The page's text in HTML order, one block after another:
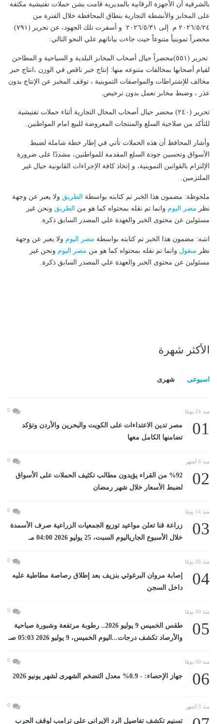
بالشرقية أن الأجهزة الرقابية بالمديرية قامت بشن حملات تفتيشية مكثفة
على المخابز والأنشطة التجارية بنطاق المحافظة خلال الفترة من
٢٠٢٦/٥/٢٤ م إلى ٢٠٢٦/٥/٣١ و أسفرت تلك الجهود، عن تحرير (٧٩١)
محضراً تموينياً متنوعاً حيث جاءت بياناتهم علي النحو التالي:
تحرير (٥٥١)محضراً حيال أصحاب المخابز البلدية و السياحية و المطاحن
لقيام أصحابها بمخالفات متنوعه منها: إنتاج خبر ناقص في الوزن ،انتاج خبز
مخالف للإشتراطات والمواصفات التموينية ، توقف المخبز عن الإنتاج بدون
عذر ، وضبط مخابز تعمل بدون ترخيص.
تحرير (٢٤٠) محضر حيال أصحاب المحال التجارية أثناء حملات تفتيشية
للتأكد من صلاحية السلع والمنتجات المعروضة للبيع امام المواطنين.
وأشار المحافظ أن هذه الحملات تأتي في إطار خطة شاملة لضبط
الأسواق وتحسين جودة السلع المقدمة للمواطنين، مشددًا على ضرورة
الإلتزام بالقوانين التموينية، و إتخاذ كافة الإجراءات القانونية حيال غير
الملتزمين.
ملحوظة: مضمون هذا الخبر تم كتابته بواسطة الطريق ولا يعبر عن وجهة
نظر مصر اليوم وانما تم نقله بمحتواه كما هو من الطريق ونحن غير
مسئولين عن محتوى الخبر والعهدة علي المصدر السابق ذكرة.
انتبه: مضمون هذا الخبر تم كتابته بواسطة مصر اليوم ولا يعبر عن وجهة
نظر منقول وانما تم نقله بمحتواه كما هو من مصر اليوم ونحن غير
مسئولين عن محتوى الخبر والعهدة علي المصدر السابق ذكرة.
الأكثر شهرة
اسبوعى شهرى
منذ 24 يومًا 0
01
مصر تدين الاعتداءات على الكويت والبحرين والأردن وتؤكد
تضامنها الكامل معها
منذ 6 أشهر 0
02
%92 من القراء يؤيدون مطالب تكثيف الحملات على الأسواق
لضبط الأسعار خلال شهر رمضان
منذ 14 يومًا 0
03
زراعة قنا تعلن مواعيد توزيع الجمعيات الزراعية صرف الأسمدة
خلال الأسبوع الجارياليوم السبت، 25 يوليو 2026 04:00 مـ
منذ 26 يومًا 0
04
إصابة مروان البرغوثي بنزيف بعد إطلاق رصاصة مطاطية عليه
داخل السجن
منذ 30 يومًا 0
05
طقس الخميس 9 يوليو 2026.. رطوبة مرتفعة وشبورة صباحية
والأرصاد تكشف درجات...اليوم الخميس، 9 يوليو 2026 05:03 صـ
منذ 30 يومًا 0
06 جهاز الإحصاء: - 0.9% معدل التضخم الشهرى لشهر يونيو 2026
منذ 3 أشهر 0
تسنيم تكشف تفاصيل الرد الإيرانى على ترامب لوقف الحرب